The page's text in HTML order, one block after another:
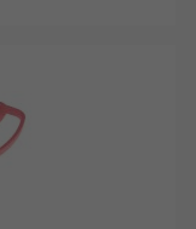
ให้การ
ว
งรักษาทั่วไป
รือวัสดุซีล